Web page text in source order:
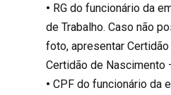
• RG do funcionário da
de Trabalho. Caso não
foto, apresentar
Certidão de Nascimento
• CPF do funcionário da